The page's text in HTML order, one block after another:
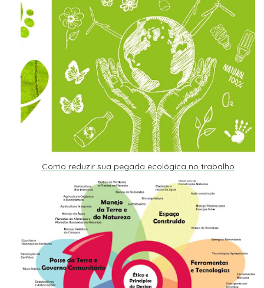
Como reduzir sua pegada ecológica no trabalho